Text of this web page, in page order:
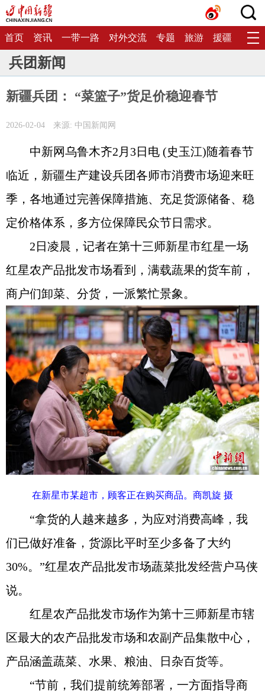
首页 资讯 一带一路 对外交流 专题 旅游 援疆 生态
兵团新闻
新疆兵团： “菜篮子”货足价稳迎春节
2026-02-04 来源: 中国新闻网
中新网乌鲁木齐2月3日电 (史玉江)随着春节
临近，新疆生产建设兵团各师市消费市场迎来旺
季，各地通过完善保障措施、充足货源储备、稳
定价格体系，多方位保障民众节日需求。
2日凌晨，记者在第十三师新星市红星一场
红星农产品批发市场看到，满载蔬果的货车前，
商户们卸菜、分货，一派繁忙景象。
在新星市某超市，顾客正在购买商品。商凯旋 摄
“拿货的人越来越多，为应对消费高峰，我
们已做好准备，货源比平时至少多备了大约
30%。”红星农产品批发市场蔬菜批发经营户马侠
说。
红星农产品批发市场作为第十三师新星市辖
区最大的农产品批发市场和农副产品集散中心，
产品涵盖蔬菜、水果、粮油、日杂百货等。
“节前，我们提前统筹部署，一方面指导商